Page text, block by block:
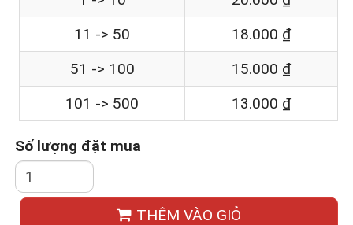
11 -> 50
18.000 ₫
51 -> 100
15.000 ₫
101 -> 500
13.000 ₫
Số lượng đặt mua
THÊM VÀO GIỎ